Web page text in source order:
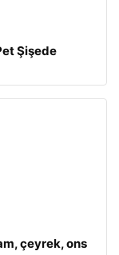
Şişede
çeyrek, ons